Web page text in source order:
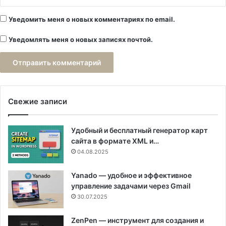
Уведомить меня о новых комментариях по email.
Уведомлять меня о новых записях почтой.
Свежие записи
Удобный и бесплатный генератор карт
сайта в формате XML и…
04.08.2025
Yanado — удобное и эффективное
управление задачами через Gmail
30.07.2025
ZenPen — инструмент для создания и